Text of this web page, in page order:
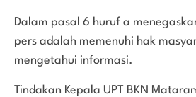
Dalam pasal 6 huruf a
pers adalah memenuhi hak
mengetahui informasi.
Tindakan Kepala UPT BKN